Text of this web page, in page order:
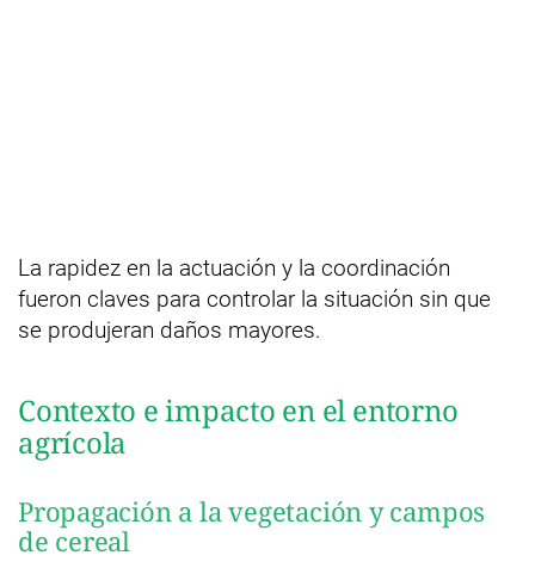
La rapidez en la actuación y la coordinación
fueron claves para controlar la situación sin que
se produjeran daños mayores.
Contexto e impacto en el entorno
agrícola
Propagación a la vegetación y campos
de cereal